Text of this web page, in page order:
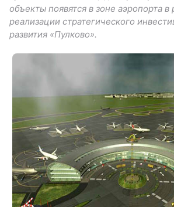
объекты появятся в зоне аэропорта в
реализации стратегического
развития «Пулково».